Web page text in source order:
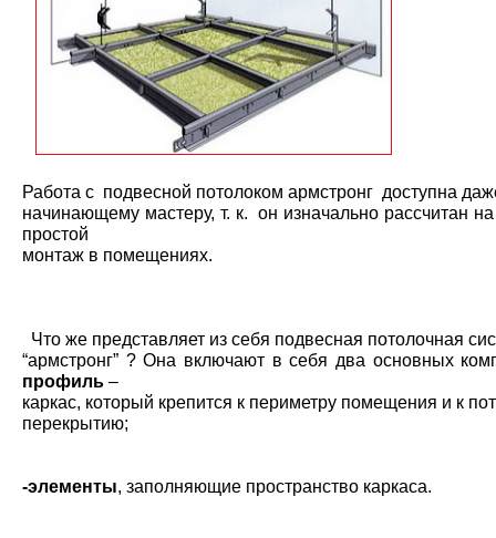
Работа с подвесной потолоком армстронг доступна
начинающему мастеру, т. к. он изначально рассчитан
простой
монтаж в помещениях.
Что же представляет из себя подвесная потолочная
“армстронг” ? Она включают в себя два основных
профиль –
каркас, который крепится к периметру помещения и к
перекрытию;
-элементы, заполняющие пространство каркаса.